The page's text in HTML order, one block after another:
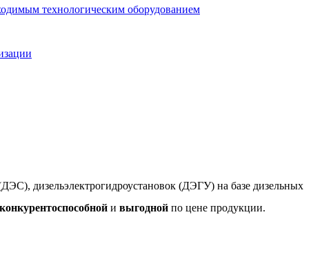
технологическим оборудованием
дизельэлектрогидроустановок (ДЭГУ) на базе дизельных
и выгодной по цене продукции.